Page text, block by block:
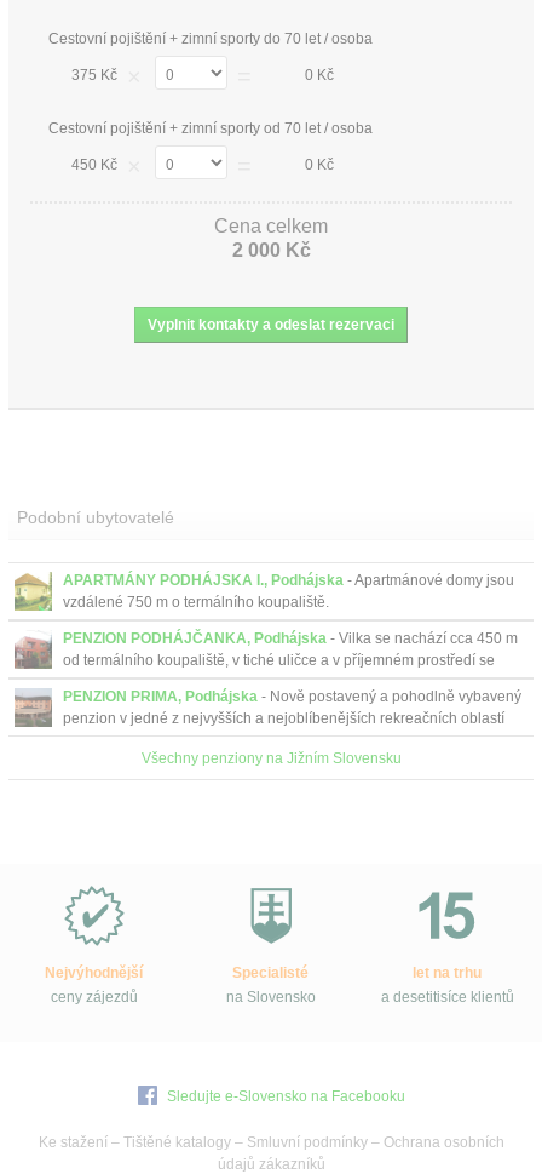
Cestovní pojištění + zimní sporty do 70 let / osoba
375 Kč 0 Kč
Cestovní pojištění + zimní sporty od 70 let / osoba
450 Kč 0 Kč
Cena celkem
2 000 Kč
Podobní ubytovatelé
APARTMÁNY PODHÁJSKA I., Podhájska - Apartmánové domy jsou
vzdálené 750 m o termálního koupaliště.
PENZION PODHÁJČANKA, Podhájska - Vilka se nachází cca 450 m
od termálního koupaliště, v tiché uličce a v příjemném prostředí se
zelení.
PENZION PRIMA, Podhájska - Nově postavený a pohodlně vybavený
penzion v jedné z nejvyšších a nejoblíbenějších rekreačních oblastí
na Slovensku v Podhájské....
Všechny penziony na Jižním Slovensku
Slovensko.cz?
Nejvýhodnější
ceny zájezdů
Specialisté
na Slovensko
let na trhu
a desetitisíce klientů
Sledujte e-Slovensko na Facebooku
Ke stažení – Tištěné katalogy– Smluvní podmínky– Ochrana osobních
údajů zákazníků